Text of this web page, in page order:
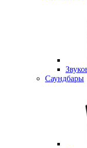
Саундбары